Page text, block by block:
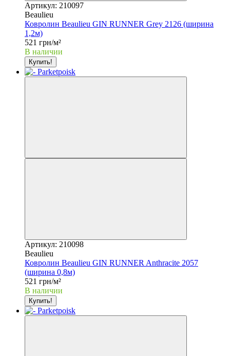
Артикул: 210097
Beaulieu
Ковролин Beaulieu GIN RUNNER Grey 2126 (ширина
1,2м)
521 грн/м²
В наличии
Купить!
Артикул: 210098
Beaulieu
Ковролин Beaulieu GIN RUNNER Anthracite 2057
(ширина 0,8м)
521 грн/м²
В наличии
Купить!